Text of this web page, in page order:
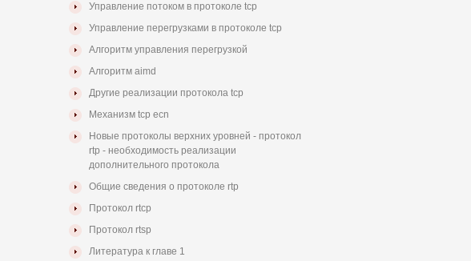
Управление потоком в протоколе tcp
Управление перегрузками в протоколе tcp
Алгоритм управления перегрузкой
Алгоритм aimd
Другие реализации протокола tcp
Механизм tcp ecn
Новые протоколы верхних уровней - протокол
rtp - необходимость реализации
дополнительного протокола
Общие сведения о протоколе rtp
Протокол rtcp
Протокол rtsp
Литература к главе 1